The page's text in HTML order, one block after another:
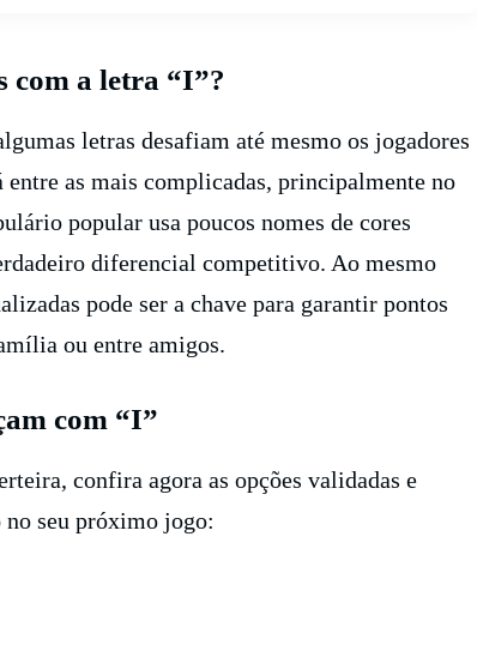
com a letra “I”?
letras desafiam até mesmo os jogadores
as mais complicadas, principalmente no
popular usa poucos nomes de cores
diferencial competitivo. Ao mesmo
pode ser a chave para garantir pontos
ou entre amigos.
com “I”
confira agora as opções validadas e
no seu próximo jogo: